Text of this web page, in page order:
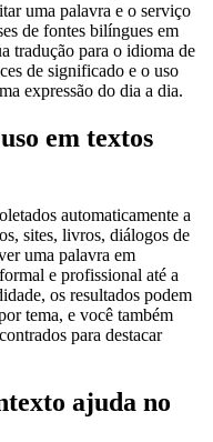
uma palavra e o serviço
de fontes bilíngues em
tradução para o idioma de
de significado e o uso
expressão do dia a dia.
em textos
automaticamente a
sites, livros, diálogos de
uma palavra em
e profissional até a
os resultados podem
tema, e você também
para destacar
ajuda no